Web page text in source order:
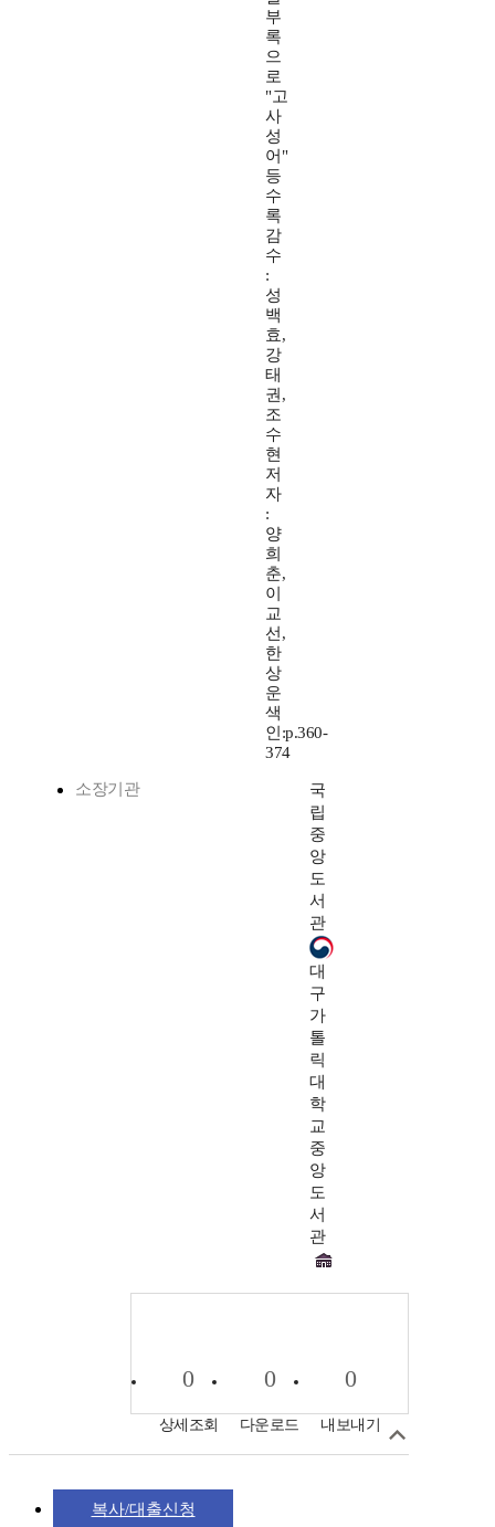
부
록
으
로
"고
사
성
어"
등
수
록
감
수
:
성
백
효,
강
태
권,
조
수
현
저
자
:
양
희
춘,
이
교
선,
한
상
운
색
인:p.360-
374
소장기관
국
립
중
앙
도
서
관
대
구
가
톨
릭
대
학
교
중
앙
도
서
관
0
상세조회
0
다운로드
0
내보내기
복사/대출신청